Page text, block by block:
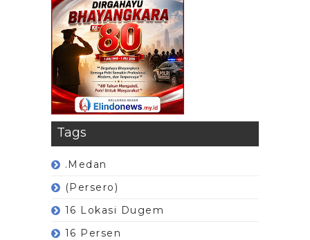
Tags
.Medan
(Persero)
16 Lokasi Dugem
16 Persen